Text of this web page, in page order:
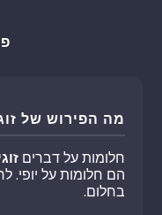
מה הפירוש של
חלומות על דברים
הם חלומות על יופי.
בחלום.